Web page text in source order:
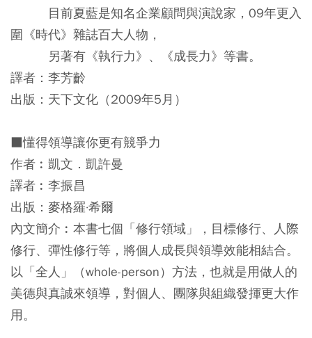
目前夏藍是知名企業顧問與演說家，09年更入
圍《時代》雜誌百大人物，
另著有《執行力》、《成長力》等書。
譯者：李芳齡
出版：天下文化（2009年5月）
■懂得領導讓你更有競爭力
作者︰凱文．凱許曼
譯者︰李振昌
出版：麥格羅·希爾
內文簡介︰本書七個「修行領域」，目標修行、人際
修行、彈性修行等，將個人成長與領導效能相結合。
以「全人」（whole-person）方法，也就是用做人的
美德與真誠來領導，對個人、團隊與組織發揮更大作
用。